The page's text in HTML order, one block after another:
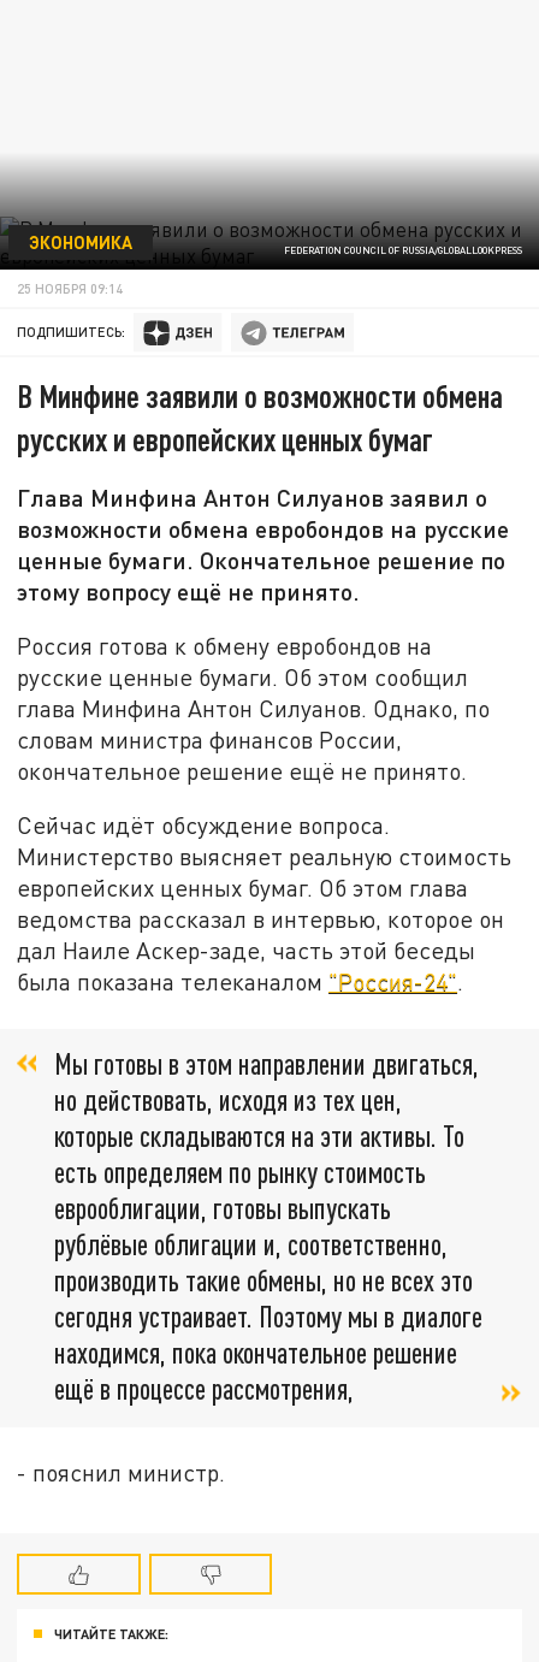
FEDERATION COUNCIL OF RUSSIA/GLOBALLOOKPRESS
ЭКОНОМИКА
25 НОЯБРЯ 09:14
ПОДПИШИТЕСЬ:
В Минфине заявили о возможности обмена
русских и европейских ценных бумаг
Глава Минфина Антон Силуанов заявил о
возможности обмена евробондов на русские
ценные бумаги. Окончательное решение по
этому вопросу ещё не принято.
Россия готова к обмену евробондов на
русские ценные бумаги. Об этом сообщил
глава Минфина Антон Силуанов. Однако, по
словам министра финансов России,
окончательное решение ещё не принято.
Сейчас идёт обсуждение вопроса.
Министерство выясняет реальную стоимость
европейских ценных бумаг. Об этом глава
ведомства рассказал в интервью, которое он
дал Наиле Аскер-заде, часть этой беседы
была показана телеканалом "Россия-24".
Мы готовы в этом направлении двигаться,
но действовать, исходя из тех цен,
которые складываются на эти активы. То
есть определяем по рынку стоимость
еврооблигации, готовы выпускать
рублёвые облигации и, соответственно,
производить такие обмены, но не всех это
сегодня устраивает. Поэтому мы в диалоге
находимся, пока окончательное решение
ещё в процессе рассмотрения,
- пояснил министр.
ЧИТАЙТЕ ТАКЖЕ: